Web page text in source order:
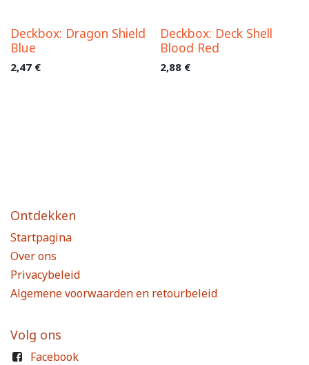
Deckbox: Dragon Shield
Blue
2,47 €
Deckbox: Deck Shell
Blood Red
2,88€
Ontdekken
Startpagina
Over ons
Privacybeleid
Algemene voorwaarden en retourbeleid
Volg ons
Facebook